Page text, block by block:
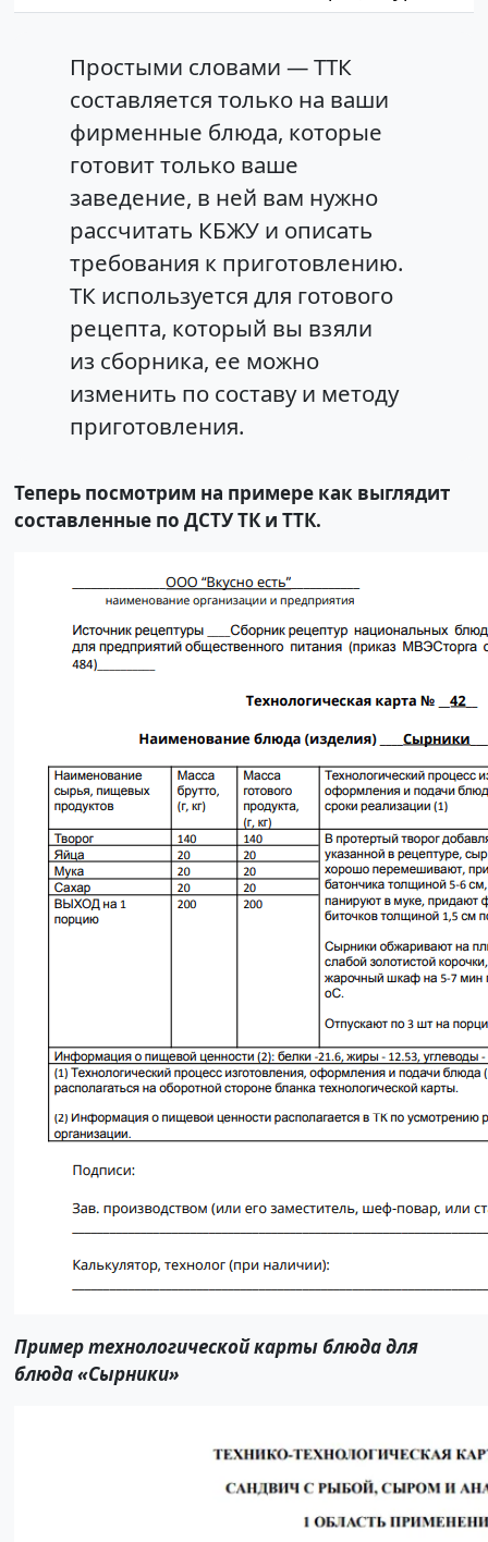
Простыми словами — ТТК
составляется только на ваши
фирменные блюда, которые
готовит только ваше
заведение, в ней вам нужно
рассчитать КБЖУ и описать
требования к приготовлению.
ТК используется для готового
рецепта, который вы взяли
из сборника, ее можно
изменить по составу и методу
приготовления.
Теперь посмотрим на примере как выглядит
составленные по ДСТУ ТК и ТТК.
Пример технологической карты блюда для
блюда «Сырники»